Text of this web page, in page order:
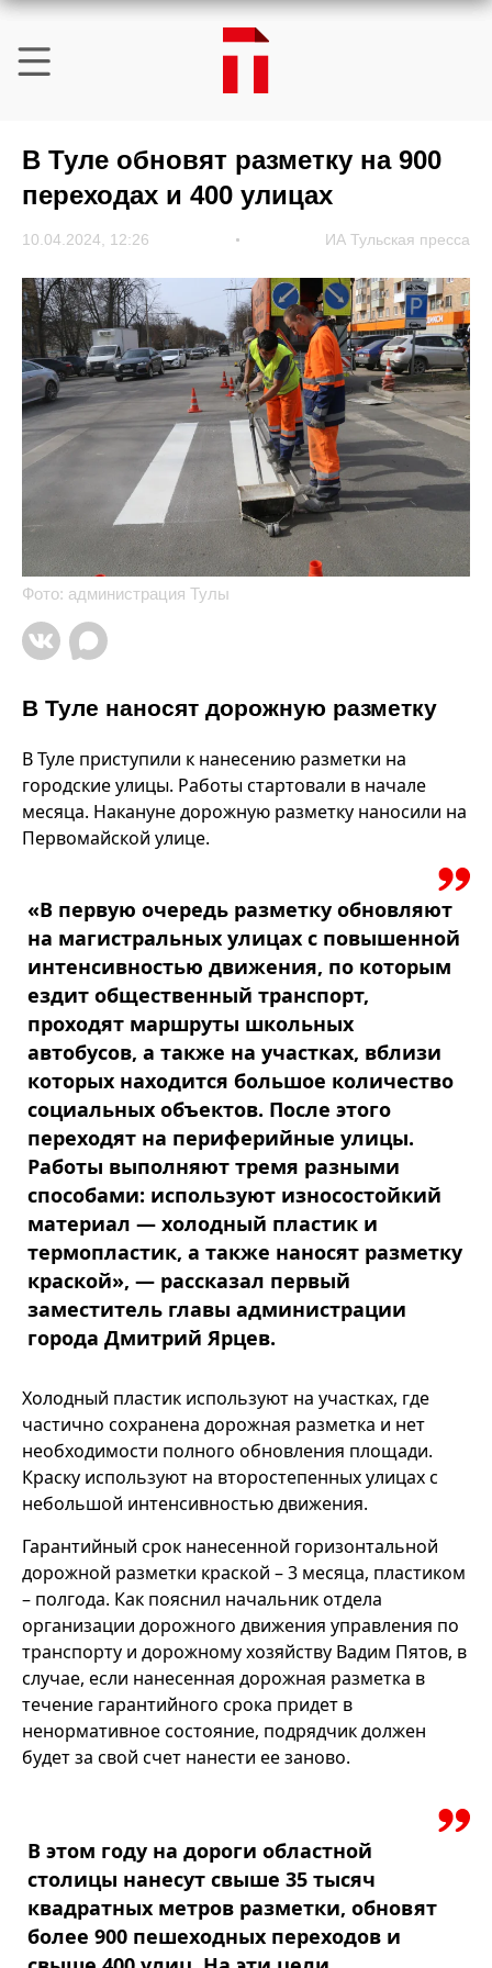
В Туле обновят разметку на 900
переходах и 400 улицах
10.04.2024, 12:26 ИА Тульская пресса
Фото: администрация Тулы
В Туле наносят дорожную разметку
В Туле приступили к нанесению разметки на
городские улицы. Работы стартовали в начале
месяца. Накануне дорожную разметку наносили на
Первомайской улице.
«В первую очередь разметку обновляют
на магистральных улицах с повышенной
интенсивностью движения, по которым
ездит общественный транспорт,
проходят маршруты школьных
автобусов, а также на участках, вблизи
которых находится большое количество
социальных объектов. После этого
переходят на периферийные улицы.
Работы выполняют тремя разными
способами: используют износостойкий
материал — холодный пластик и
термопластик, а также наносят разметку
краской», — рассказал первый
заместитель главы администрации
города Дмитрий Ярцев.
Холодный пластик используют на участках, где
частично сохранена дорожная разметка и нет
необходимости полного обновления площади.
Краску используют на второстепенных улицах с
небольшой интенсивностью движения.
Гарантийный срок нанесенной горизонтальной
дорожной разметки краской – 3 месяца, пластиком
– полгода. Как пояснил начальник отдела
организации дорожного движения управления по
транспорту и дорожному хозяйству Вадим Пятов, в
случае, если нанесенная дорожная разметка в
течение гарантийного срока придет в
ненормативное состояние, подрядчик должен
будет за свой счет нанести ее заново.
В этом году на дороги областной
столицы нанесут свыше 35 тысяч
квадратных метров разметки, обновят
более 900 пешеходных переходов и